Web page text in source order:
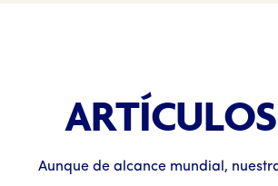
Aunque de alcance mundial,